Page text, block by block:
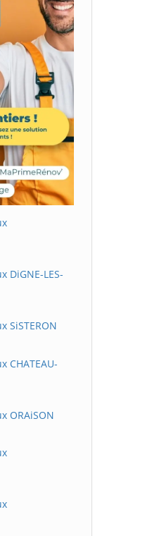
DiGNE-LES-
SiSTERON
CHATEAU-
ORAiSON